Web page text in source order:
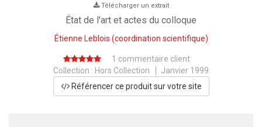
Télécharger un extrait
État de l'art et actes du colloque
Étienne Leblois (coordination scientifique)
1 commentaire client
Collection : Hors Collection
Janvier 1999
Référencer ce produit sur votre site